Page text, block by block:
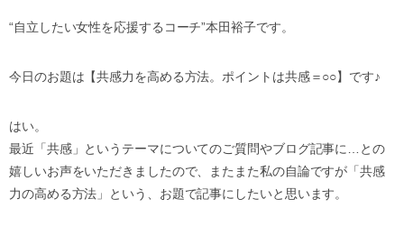
“自立したい女性を応援するコーチ”本田裕子です。
今日のお題は【共感力を高める方法。ポイントは共感＝○○】です♪
はい。
最近「共感」というテーマについてのご質問やブログ記事に…との
嬉しいお声をいただきましたので、またまた私の自論ですが「共感
力の高める方法」という、お題で記事にしたいと思います。